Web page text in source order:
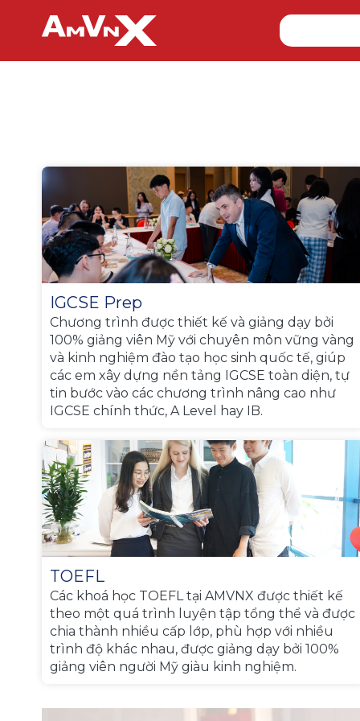
IGCSE Prep
Chương trình được thiết kế và giảng dạy bởi
100% giảng viên Mỹ với chuyên môn vững vàng
và kinh nghiệm đào tạo học sinh quốc tế, giúp
các em xây dựng nền tảng IGCSE toàn diện, tự
tin bước vào các chương trình nâng cao như
IGCSE chính thức, A Level hay IB.
TOEFL
Các khoá học TOEFL tại AMVNX được thiết kế
theo một quá trình luyện tập tổng thể và được
chia thành nhiều cấp lớp, phù hợp với nhiều
trình độ khác nhau, được giảng dạy bởi 100%
giảng viên người Mỹ giàu kinh nghiệm.